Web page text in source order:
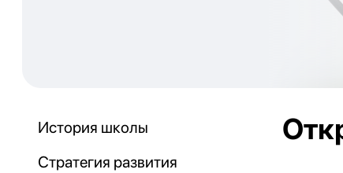
История школы
Стратегия развития